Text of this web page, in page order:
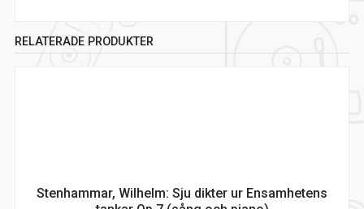
RELATERADE PRODUKTER
Stenhammar, Wilhelm: Sju dikter ur Ensamhetens